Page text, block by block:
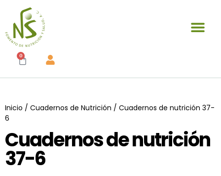
0
Inicio / Cuadernos de Nutrición / Cuadernos de nutrición 37-
6
Cuadernos de nutrición
37-6